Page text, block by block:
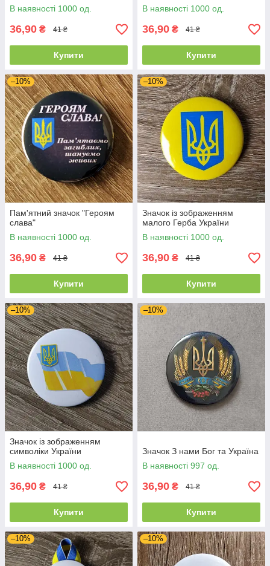
В наявності 1000 од.
36,90 ₴ 41 ₴
Купити
В наявності 1000 од.
36,90 ₴ 41 ₴
Купити
–10%
Пам'ятний значок "Героям
слава"
В наявності 1000 од.
36,90 ₴ 41 ₴
Купити
–10%
Значок із зображенням
малого Герба України
В наявності 1000 од.
36,90 ₴ 41 ₴
Купити
–10%
Значок із зображенням
символіки України
В наявності 1000 од.
36,90 ₴ 41 ₴
Купити
–10%
Значок З нами Бог та Україна
В наявності 997 од.
36,90 ₴ 41 ₴
Купити
–10% –10%